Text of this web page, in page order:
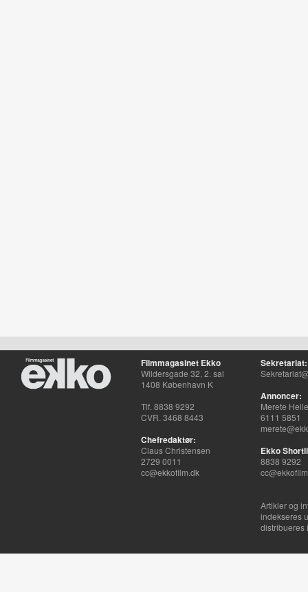
Filmmagasinet Ekko
Wildersgade 32, 2. sal
1408 København K
Tlf. 8838 9292
CVR. 3468 8443
Chefredaktør:
Claus Christensen
2729 0011
cc@ekkofilm.dk
Sekretariat:
Annoncer:
Merete
6111 5851
Ekko
8838 9292
Artikler og
indekseres
distribueres